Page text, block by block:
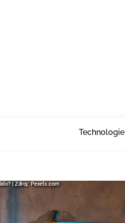
Technologie
| Zdroj: Pexels.com
| Zdroj: Pexels.com